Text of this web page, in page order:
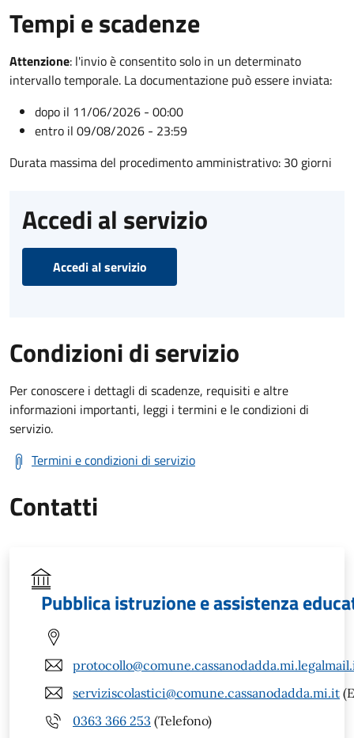
Tempi e scadenze
Attenzione: l'invio è consentito solo in un determinato
intervallo temporale. La documentazione può essere inviata:
dopo il 11/06/2026 - 00:00
entro il 09/08/2026 - 23:59
Durata massima del procedimento amministrativo: 30 giorni
Accedi al servizio
Accedi al servizio
Condizioni di servizio
Per conoscere i dettagli di scadenze, requisiti e altre
informazioni importanti, leggi i termini e le condizioni di
servizio.
Termini e condizioni di servizio
Contatti
Pubblica istruzione e assistenza
serviziscolastici@comune.cassanodadda.mi.it
0363 366 253 (Telefono)